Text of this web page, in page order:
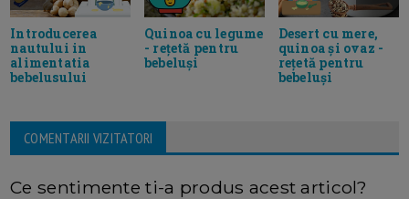
Introducerea
nautului in
alimentatia
bebelusului
Quinoa cu legume
- rețetă pentru
bebeluși
Desert cu mere,
quinoa și ovaz -
rețetă pentru
bebeluși
COMENTARII VIZITATORI
Ce sentimente ti-a produs acest articol?